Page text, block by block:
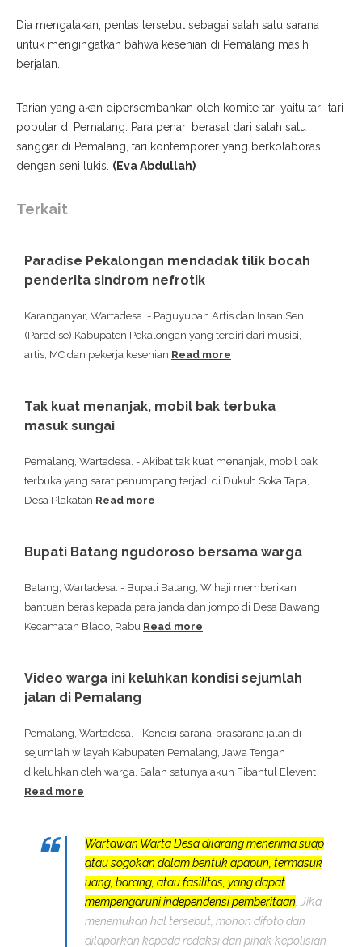
Dia mengatakan, pentas tersebut sebagai salah satu sarana
untuk mengingatkan bahwa kesenian di Pemalang masih
berjalan.
Tarian yang akan dipersembahkan oleh komite tari yaitu tari-tari
popular di Pemalang. Para penari berasal dari salah satu
sanggar di Pemalang, tari kontemporer yang berkolaborasi
dengan seni lukis. (Eva Abdullah)
Terkait
Paradise Pekalongan mendadak tilik bocah
penderita sindrom nefrotik
Karanganyar, Wartadesa. - Paguyuban Artis dan Insan Seni
(Paradise) Kabupaten Pekalongan yang terdiri dari musisi,
artis, MC dan pekerja kesenian Read more
Tak kuat menanjak, mobil bak terbuka
masuk sungai
Pemalang, Wartadesa. - Akibat tak kuat menanjak, mobil bak
terbuka yang sarat penumpang terjadi di Dukuh Soka Tapa,
Desa Plakatan Read more
Bupati Batang ngudoroso bersama warga
Batang, Wartadesa. - Bupati Batang, Wihaji memberikan
bantuan beras kepada para janda dan jompo di Desa Bawang
Kecamatan Blado, Rabu Read more
Video warga ini keluhkan kondisi sejumlah
jalan di Pemalang
Pemalang, Wartadesa. - Kondisi sarana-prasarana jalan di
sejumlah wilayah Kabupaten Pemalang, Jawa Tengah
dikeluhkan oleh warga. Salah satunya akun Fibantul Elevent
Read more
Wartawan Warta Desa dilarang menerima suap
atau sogokan dalam bentuk apapun, termasuk
uang, barang, atau fasilitas, yang dapat
mempengaruhi independensi pemberitaan. Jika
menemukan hal tersebut, mohon difoto dan
dilaporkan kepada redaksi dan pihak kepolisian